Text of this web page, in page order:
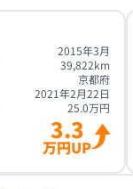
2015年3月
39,822km
京都府
2021年2月22日
25.0万円
3.3
万円UP